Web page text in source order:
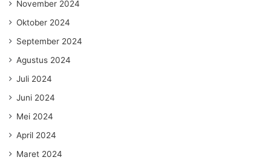
November 2024
Oktober 2024
September 2024
Agustus 2024
Juli 2024
Juni 2024
Mei 2024
April 2024
Maret 2024